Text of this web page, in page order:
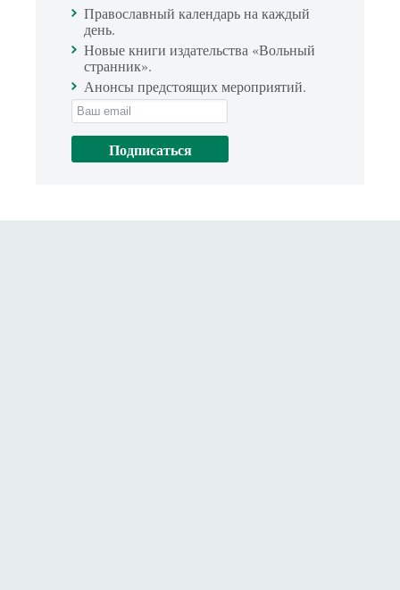
Православный календарь на каждый
день.
Новые книги издательства «Вольный
странник».
Анонсы предстоящих мероприятий.